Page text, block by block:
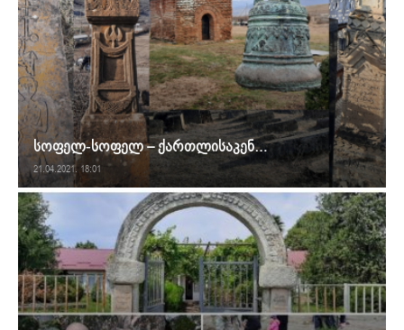
სოფელ-სოფელ – ქართლისაკენ…
21.04.2021. 18:01